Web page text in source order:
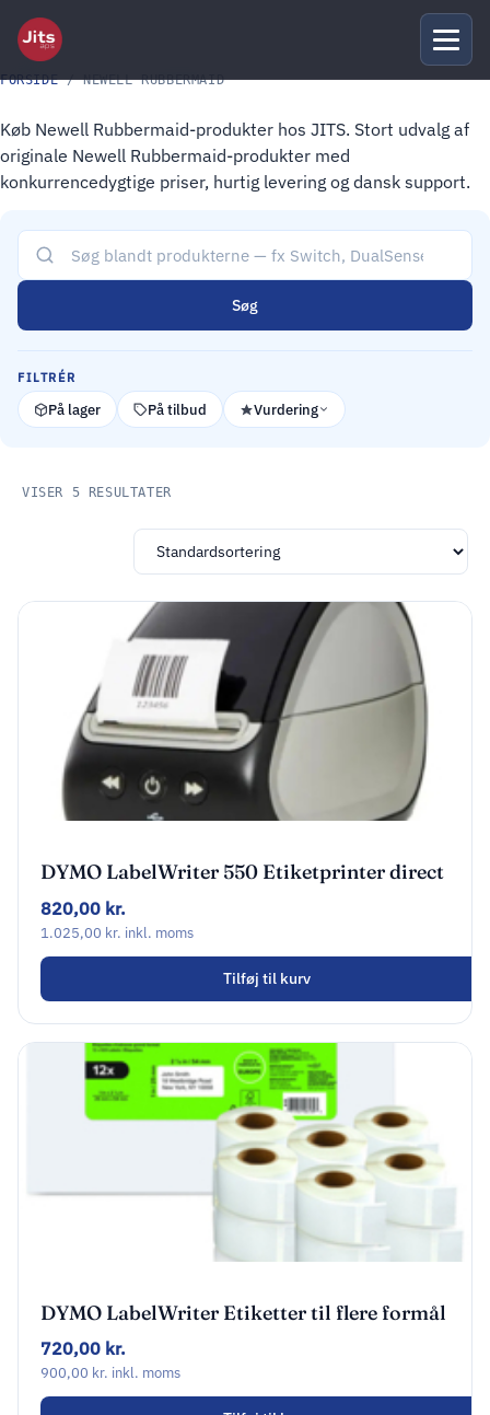
FORSIDE/ NEWELL RUBBERMAID
Køb Newell Rubbermaid-produkter hos JITS. Stort udvalg af
originale Newell Rubbermaid-produkter med
konkurrencedygtige priser, hurtig levering og dansk support.
Søg
FILTRÉR
På lager På tilbud Vurdering
VISER 5 RESULTATER
DYMO LabelWriter 550 Etiketprinter direct
thermal
820,00 kr.
1.025,00 kr. inkl. moms
Tilføj til kurv
DYMO LabelWriter Etiketter til flere formål
57 x 32 mm 12 Ruller
720,00 kr.
900,00 kr. inkl. moms